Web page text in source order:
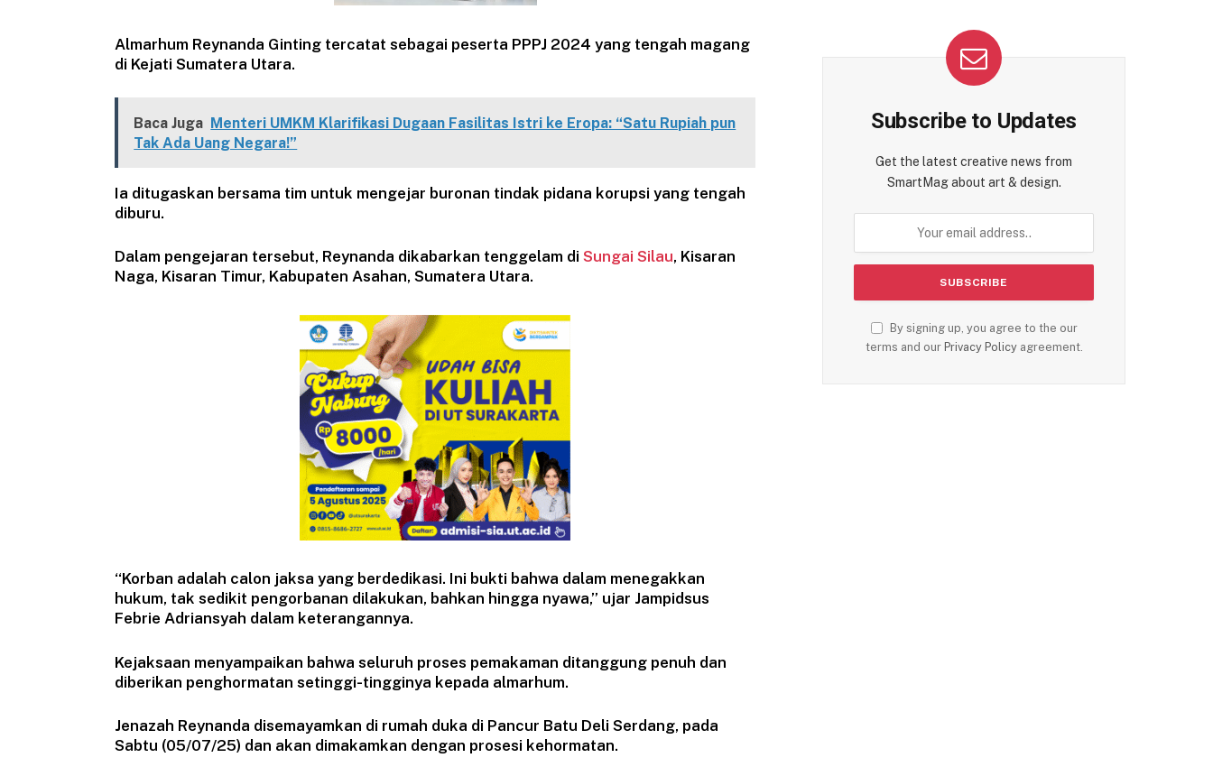
Almarhum Reynanda Ginting tercatat sebagai peserta PPPJ 2024 yang tengah magang
di Kejati Sumatera Utara.
Baca Juga Menteri UMKM Klarifikasi Dugaan Fasilitas Istri ke Eropa: “Satu Rupiah pun
Tak Ada Uang Negara!”
Ia ditugaskan bersama tim untuk mengejar buronan tindak pidana korupsi yang tengah
diburu.
Dalam pengejaran tersebut, Reynanda dikabarkan tenggelam diSungai Silau, Kisaran
Naga, Kisaran Timur, Kabupaten Asahan, Sumatera Utara.
“Korban adalah calon jaksa yang berdedikasi. Ini bukti bahwa dalam menegakkan
hukum, tak sedikit pengorbanan dilakukan, bahkan hingga nyawa,” ujar Jampidsus
Febrie Adriansyah dalam keterangannya.
Kejaksaan menyampaikan bahwa seluruh proses pemakaman ditanggung penuh dan
diberikan penghormatan setinggi-tingginya kepada almarhum.
Jenazah Reynanda disemayamkan di rumah duka di Pancur Batu Deli Serdang, pada
Sabtu (05/07/25) dan akan dimakamkan dengan prosesi kehormatan.
Subscribe to Updates
Get the latest creative news from
SmartMag about art & design.
By signing up, you agree to the our
terms and our Privacy Policyagreement.